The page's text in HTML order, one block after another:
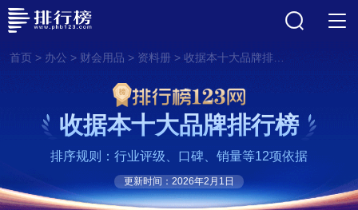
首页> 办公 > 财会用品 > 资料册> 收据本十大品牌排行榜
收据本十大品牌排行榜
排序规则：行业评级、口碑、销量等12项依据
更新时间：2026年2月1日